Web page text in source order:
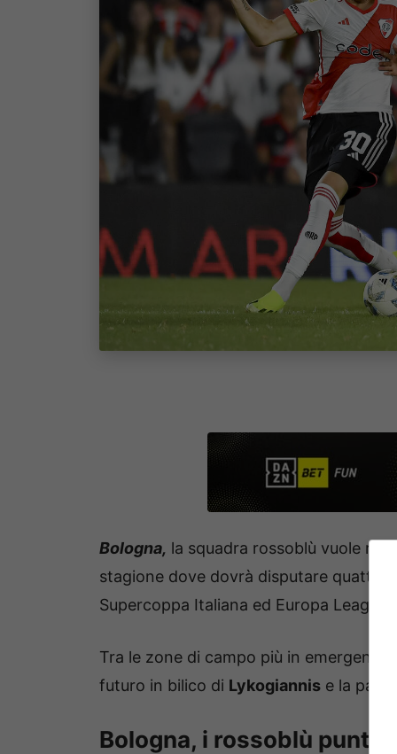
Bologna, la squadra rossoblù vuole
stagione dove dovrà disputare quattro
Supercoppa Italiana ed Europa League.
Tra le zone di campo più in
futuro in bilico di Lykogiannis e la
Bologna, i rossoblù